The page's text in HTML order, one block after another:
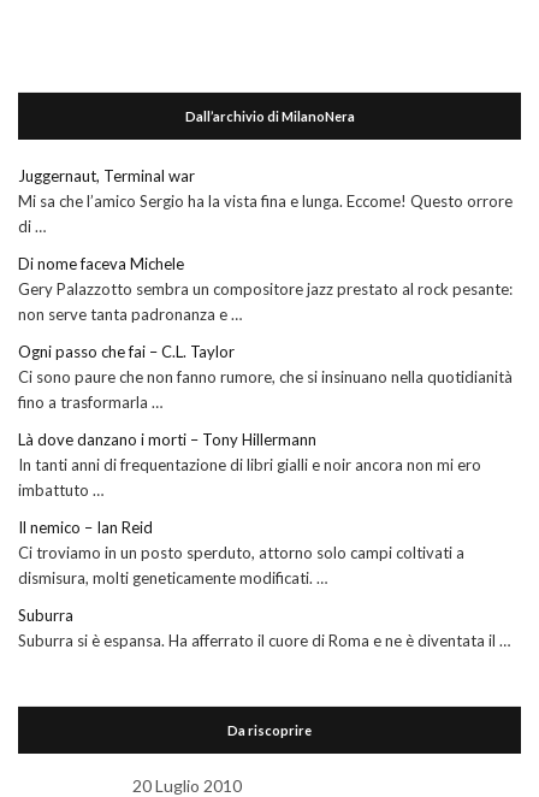
Dall’archivio di MilanoNera
Juggernaut, Terminal war
Mi sa che l’amico Sergio ha la vista fina e lunga. Eccome! Questo orrore
di …
Di nome faceva Michele
Gery Palazzotto sembra un compositore jazz prestato al rock pesante:
non serve tanta padronanza e …
Ogni passo che fai – C.L. Taylor
Ci sono paure che non fanno rumore, che si insinuano nella quotidianità
fino a trasformarla …
Là dove danzano i morti – Tony Hillermann
In tanti anni di frequentazione di libri gialli e noir ancora non mi ero
imbattuto …
Il nemico – Ian Reid
Ci troviamo in un posto sperduto, attorno solo campi coltivati a
dismisura, molti geneticamente modificati. …
Suburra
Suburra si è espansa. Ha afferrato il cuore di Roma e ne è diventata il …
Da riscoprire
20 Luglio 2010